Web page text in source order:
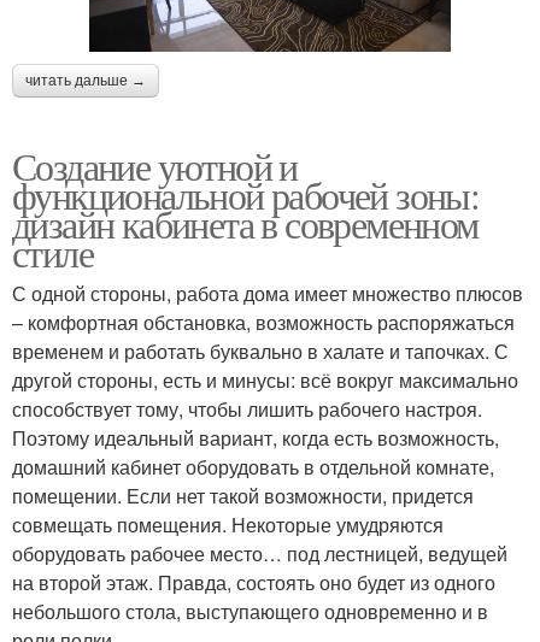
читать дальше →
Создание уютной и
функциональной рабочей зоны:
дизайн кабинета в современном
стиле
С одной стороны, работа дома имеет множество плюсов
– комфортная обстановка, возможность распоряжаться
временем и работать буквально в халате и тапочках. С
другой стороны, есть и минусы: всё вокруг максимально
способствует тому, чтобы лишить рабочего настроя.
Поэтому идеальный вариант, когда есть возможность,
домашний кабинет оборудовать в отдельной комнате,
помещении. Если нет такой возможности, придется
совмещать помещения. Некоторые умудряются
оборудовать рабочее место… под лестницей, ведущей
на второй этаж. Правда, состоять оно будет из одного
небольшого стола, выступающего одновременно и в